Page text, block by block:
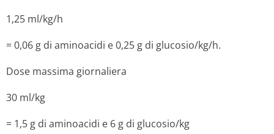
1,25 ml/kg/h
= 0,06 g di aminoacidi e 0,25 g di glucosio/kg/h.
Dose massima giornaliera
30 ml/kg
= 1,5 g di aminoacidi e 6 g di glucosio/kg